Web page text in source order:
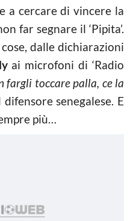
a cercare di vincere la
far segnare il ‘Pipita’.
dalle dichiarazioni
ai microfoni di ‘Radio
fargli toccare palla, ce la
senegalese. E
più…